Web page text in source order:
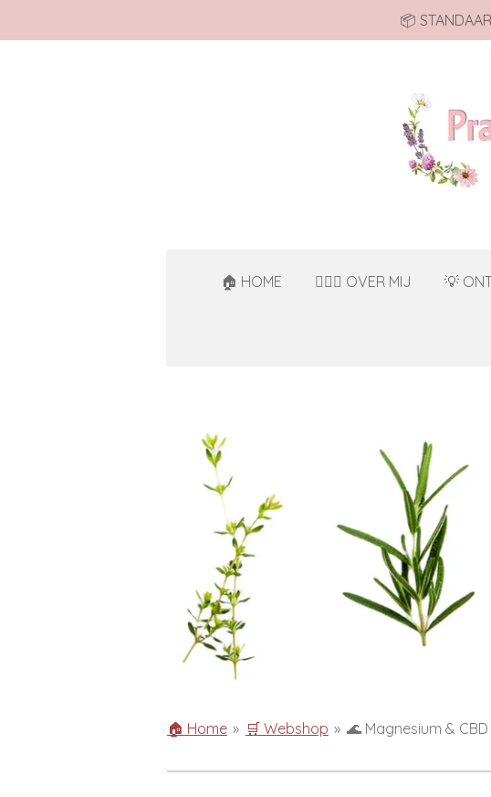
📦
🏠 HOME 🙋🏻‍♀️ OVER MIJ 💡
🏠 Home » 🛒 Webshop » 🌊 Magnesium & CBD